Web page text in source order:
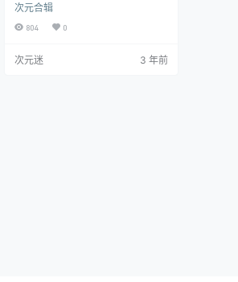
001 [DJAWA] Jeni Brooklyn Girl[2
9P] NO.002 [DJAWA] Jeni NieR A
AWA] Jeni Swimming Lessons 7
次元合辑
804 0
次元迷 3 年前